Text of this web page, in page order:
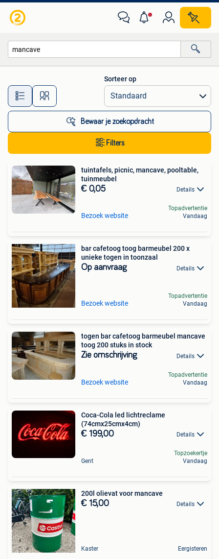
Alle afstanden…
Sorteer op
Bewaar je zoekopdracht
Filters
tuintafels, picnic, mancave, pooltable,
tuinmeubel
€ 0,05 Details
Bezoek website
Topadvertentie
Vandaag
bar cafetoog toog barmeubel 200 x
unieke togen in toonzaal
Op aanvraag Details
Bezoek website
Topadvertentie
Vandaag
togen bar cafetoog barmeubel mancave
toog 200 stuks in stock
Zie omschrijving Details
Bezoek website
Topadvertentie
Vandaag
Coca-Cola led lichtreclame
(74cmx25cmx4cm)
€ 199,00 Details
Gent
Topzoekertje
Vandaag
200l olievat voor mancave
€ 15,00 Details
Kaster Eergisteren